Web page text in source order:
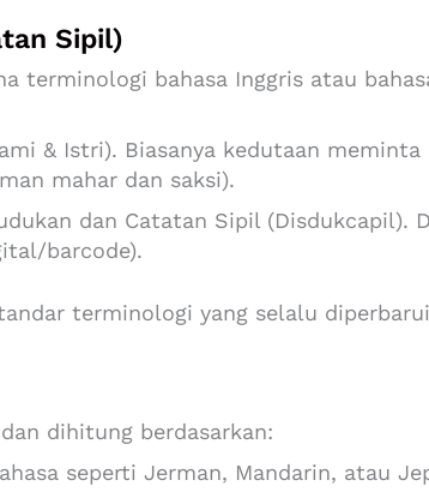
Sipil)
terminologi bahasa Inggris atau
& Istri). Biasanya kedutaan
mahar dan saksi).
dan Catatan Sipil (Disdukcapil).
barcode).
terminologi yang selalu
dihitung berdasarkan:
seperti Jerman, Mandarin, atau